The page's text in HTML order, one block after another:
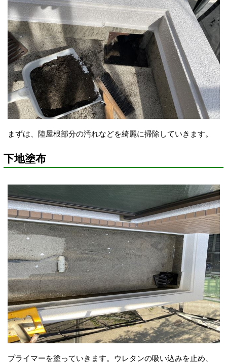
まずは、陸屋根部分の汚れなどを綺麗に掃除していきます。
下地塗布
プライマーを塗っていきます。ウレタンの吸い込みを止め、